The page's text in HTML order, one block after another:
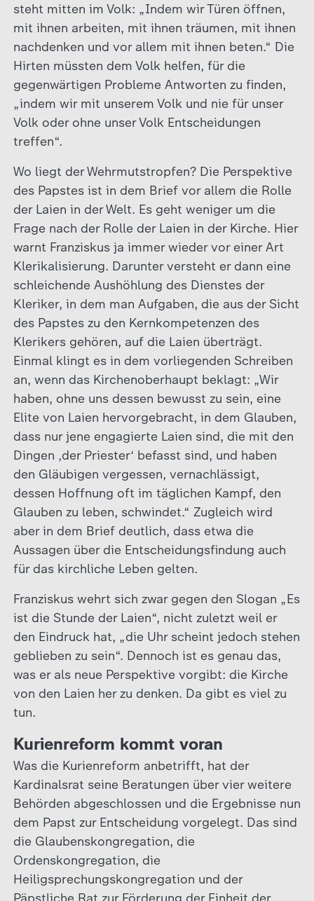
steht mitten im Volk: „Indem wir Türen öffnen,
mit ihnen arbeiten, mit ihnen träumen, mit ihnen
nachdenken und vor allem mit ihnen beten.“ Die
Hirten müssten dem Volk helfen, für die
gegenwärtigen Probleme Antworten zu finden,
„indem wir mit unserem Volk und nie für unser
Volk oder ohne unser Volk Entscheidungen
treffen“.
Wo liegt der Wehrmutstropfen? Die Perspektive
des Papstes ist in dem Brief vor allem die Rolle
der Laien in der Welt. Es geht weniger um die
Frage nach der Rolle der Laien in der Kirche. Hier
warnt Franziskus ja immer wieder vor einer Art
Klerikalisierung. Darunter versteht er dann eine
schleichende Aushöhlung des Dienstes der
Kleriker, in dem man Aufgaben, die aus der Sicht
des Papstes zu den Kernkompetenzen des
Klerikers gehören, auf die Laien überträgt.
Einmal klingt es in dem vorliegenden Schreiben
an, wenn das Kirchenoberhaupt beklagt: „Wir
haben, ohne uns dessen bewusst zu sein, eine
Elite von Laien hervorgebracht, in dem Glauben,
dass nur jene engagierte Laien sind, die mit den
Dingen ‚der Priester‘ befasst sind, und haben
den Gläubigen vergessen, vernachlässigt,
dessen Hoffnung oft im täglichen Kampf, den
Glauben zu leben, schwindet.“ Zugleich wird
aber in dem Brief deutlich, dass etwa die
Aussagen über die Entscheidungsfindung auch
für das kirchliche Leben gelten.
Franziskus wehrt sich zwar gegen den Slogan „Es
ist die Stunde der Laien“, nicht zuletzt weil er
den Eindruck hat, „die Uhr scheint jedoch stehen
geblieben zu sein“. Dennoch ist es genau das,
was er als neue Perspektive vorgibt: die Kirche
von den Laien her zu denken. Da gibt es viel zu
tun.
Kurienreform kommt voran
Was die Kurienreform anbetrifft, hat der
Kardinalsrat seine Beratungen über vier weitere
Behörden abgeschlossen und die Ergebnisse nun
dem Papst zur Entscheidung vorgelegt. Das sind
die Glaubenskongregation, die
Ordenskongregation, die
Heiligsprechungskongregation und der
Päpstliche Rat zur Förderung der Einheit der